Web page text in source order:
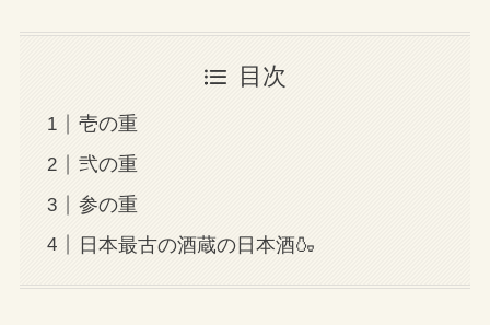
目次
壱の重
弐の重
参の重
日本最古の酒蔵の日本酒🍶